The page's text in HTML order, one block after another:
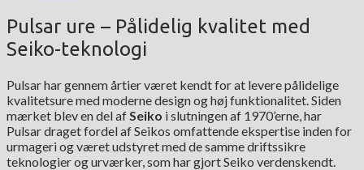
Pulsar ure – Pålidelig kvalitet med
Seiko-teknologi
Pulsar har gennem årtier været kendt for at levere pålidelige
kvalitetsure med moderne design og høj funktionalitet. Siden
mærket blev en del afSeiko i slutningen af 1970’erne, har
Pulsar draget fordel af Seikos omfattende ekspertise inden for
urmageri og været udstyret med de samme driftssikre
teknologier og urværker, som har gjort Seiko verdenskendt.